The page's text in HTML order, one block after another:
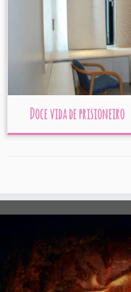
Doce vida de prisioneiro